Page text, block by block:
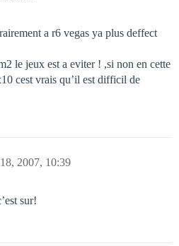
a r6 vegas ya plus deffect
le jeux est a eviter ! ,si non en cette
cest vrais qu’il est difficil de
2007, 10:39
sur!